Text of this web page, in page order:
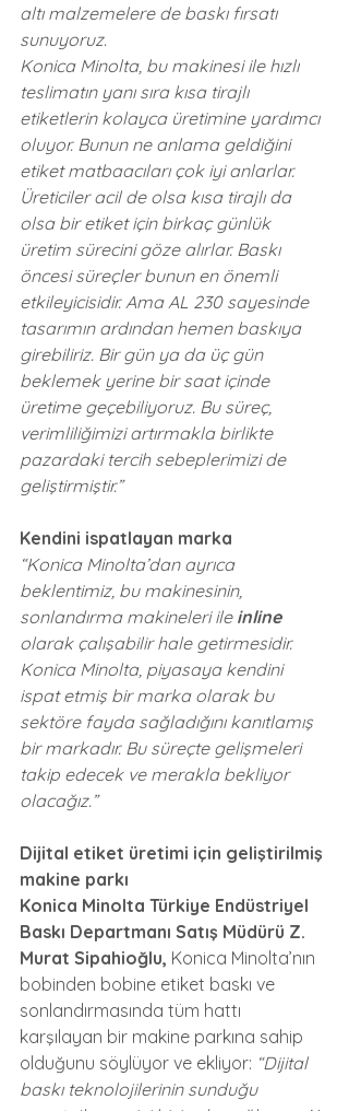
altı malzemelere de baskı fırsatı
sunuyoruz.
Konica Minolta, bu makinesi ile hızlı
teslimatın yanı sıra kısa tirajlı
etiketlerin kolayca üretimine yardımcı
oluyor. Bunun ne anlama geldiğini
etiket matbaacıları çok iyi anlarlar.
Üreticiler acil de olsa kısa tirajlı da
olsa bir etiket için birkaç günlük
üretim sürecini göze alırlar. Baskı
öncesi süreçler bunun en önemli
etkileyicisidir. Ama AL 230 sayesinde
tasarımın ardından hemen baskıya
girebiliriz. Bir gün ya da üç gün
beklemek yerine bir saat içinde
üretime geçebiliyoruz. Bu süreç,
verimliliğimizi artırmakla birlikte
pazardaki tercih sebeplerimizi de
geliştirmiştir.”
Kendini ispatlayan marka
“Konica Minolta’dan ayrıca
beklentimiz, bu makinesinin,
sonlandırma makineleri ile inline
olarak çalışabilir hale getirmesidir.
Konica Minolta, piyasaya kendini
ispat etmiş bir marka olarak bu
sektöre fayda sağladığını kanıtlamış
bir markadır. Bu süreçte gelişmeleri
takip edecek ve merakla bekliyor
olacağız.”
Dijital etiket üretimi için geliştirilmiş
makine parkı
Konica Minolta Türkiye Endüstriyel
Baskı Departmanı Satış Müdürü Z.
Murat Sipahioğlu, Konica Minolta’nın
bobinden bobine etiket baskı ve
sonlandırmasında tüm hattı
karşılayan bir makine parkına sahip
olduğunu söylüyor ve ekliyor: “Dijital
baskı teknolojilerinin sunduğu